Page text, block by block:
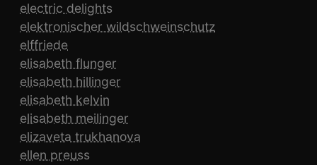
electric delights
elektronischer wildschweinschutz
elffriede
elisabeth flunger
elisabeth hillinger
elisabeth kelvin
elisabeth meilinger
elizaveta trukhanova
ellen preuss